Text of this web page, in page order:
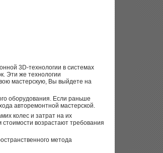
3D-технологии в системах
Эти же технологии
мастерскую, Вы выйдете на
оборудования. Если раньше
авторемонтной мастерской.
колес и затрат на их
возрастают требования
метода